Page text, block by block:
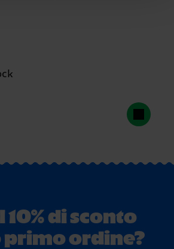
10% di sconto
primo ordine?